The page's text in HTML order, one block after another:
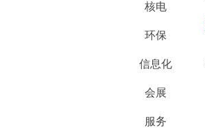
核电
环保
信息化
会展
服务